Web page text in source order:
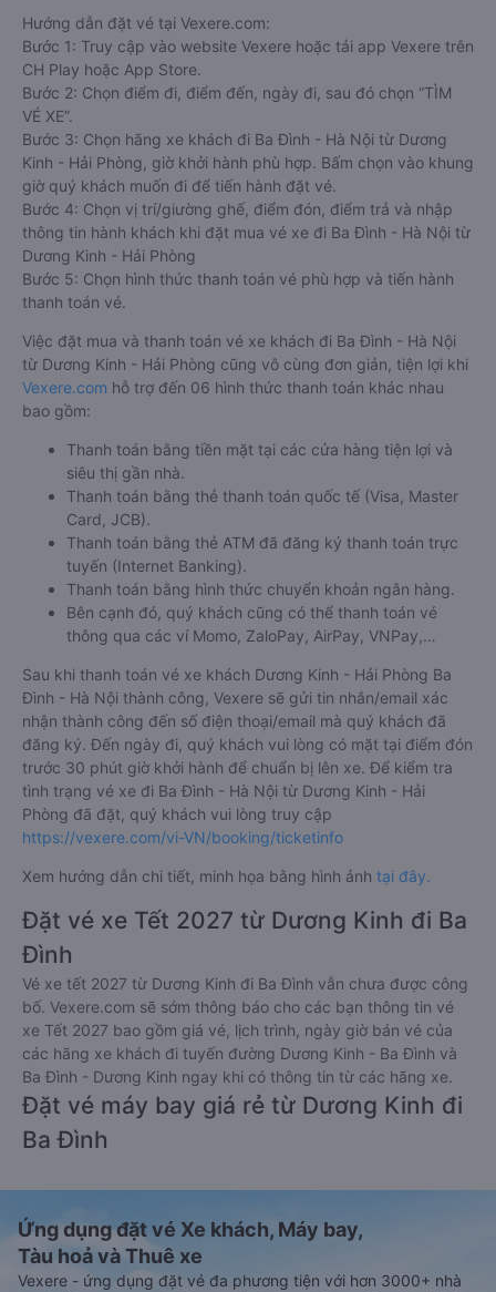
khách hàng sau khi đặt trực tiếp vẫn chưa được đảm bảo
100%.
Cho nên để dễ dàng so sánh giá, xem đánh giá chất lượng
các nhà xe đi, được đảm bảo quyền lợi cao nhất, được hưởng
nhiều ưu đãi giảm giá vé xe khách Dương Kinh - Hải Phòng Ba
Đình - Hà Nội, hành khách có thể đặt mua tại website
Vexere.com- Hệ thống đặt vé xe khách chất lượng, và uy tín
nhất tại Việt Nam, đảm bảo giữ chỗ 100%. Đối với bất cứ giao
dịch đặt mua vé xe khách đi Ba Đình - Hà Nội từ Dương Kinh -
Hải Phòng nào của quý khách tại trang webVexere.comđều
được Vexere cam kết giải quyết sự cố. Chính sách tặng
coupon giảm giá hoặc hoàn tiền sẽ tùy theo từng trường hợp
sự việc.
Hướng dẫn đặt vé tại Vexere.com:
Bước 1: Truy cập vào website Vexere hoặc tải app Vexere trên
CH Play hoặc App Store.
Bước 2: Chọn điểm đi, điểm đến, ngày đi, sau đó chọn “TÌM
Bước 3: Chọn hãng xe khách đi Ba Đình - Hà Nội từ Dương
Kinh - Hải Phòng, giờ khởi hành phù hợp. Bấm chọn vào khung
giờ quý khách muốn đi để tiến hành đặt vé.
Bước 4: Chọn vị trí/giường ghế, điểm đón, điểm trả và nhập
thông tin hành khách khi đặt mua vé xe đi Ba Đình - Hà Nội từ
Dương Kinh - Hải Phòng
Bước 5: Chọn hình thức thanh toán vé phù hợp và tiến hành
thanh toán vé.
Việc đặt mua và thanh toán vé xe khách đi Ba Đình - Hà Nội
từ Dương Kinh - Hải Phòng cũng vô cùng đơn giản, tiện lợi khi
Vexere.com hỗ trợ đến 06 hình thức thanh toán khác nhau
bao gồm:
Thanh toán bằng tiền mặt tại các cửa hàng tiện lợi và
siêu thị gần nhà.
Thanh toán bằng thẻ thanh toán quốc tế (Visa, Master
Card, JCB).
Thanh toán bằng thẻ ATM đã đăng ký thanh toán trực
tuyến (Internet Banking).
Thanh toán bằng hình thức chuyển khoản ngân hàng.
Bên cạnh đó, quý khách cũng có thể thanh toán vé
thông qua các ví Momo, ZaloPay, AirPay, VNPay,…
Sau khi thanh toán vé xe khách Dương Kinh - Hải Phòng Ba
Đình - Hà Nội thành công, Vexere sẽ gửi tin nhắn/email xác
nhận thành công đến số điện thoại/email mà quý khách đã
đăng ký. Đến ngày đi, quý khách vui lòng có mặt tại điểm đón
trước 30 phút giờ khởi hành để chuẩn bị lên xe. Để kiểm tra
tình trạng vé xe đi Ba Đình - Hà Nội từ Dương Kinh - Hải
Phòng đã đặt, quý khách vui lòng truy cập
Đặt vé xe Tết 2027 từ Dương Kinh đi Ba
Đình